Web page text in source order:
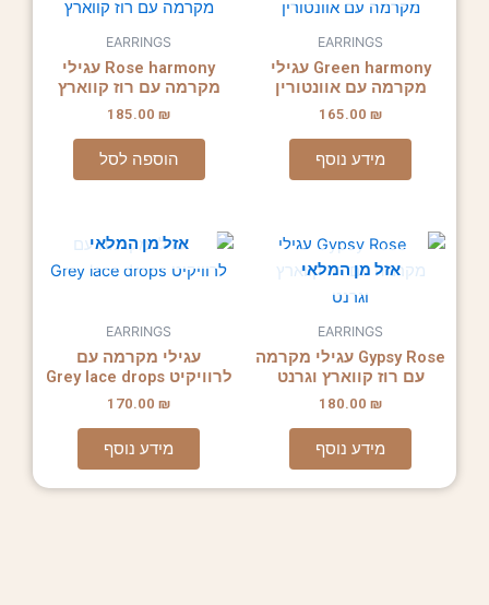
EARRINGS
Green harmony עגילי
מקרמה עם אוונטורין
165.00 ₪
מידע נוסף
EARRINGS
Rose harmony עגילי
מקרמה עם רוז קווארץ
185.00 ₪
הוספה לסל
אזל מן המלאי
EARRINGS
Gypsy Rose עגילי מקרמה
עם רוז קווארץ וגרנט
180.00 ₪
מידע נוסף
אזל מן המלאי
EARRINGS
עגילי מקרמה עם
לרוויקיט Grey lace drops
170.00 ₪
מידע נוסף